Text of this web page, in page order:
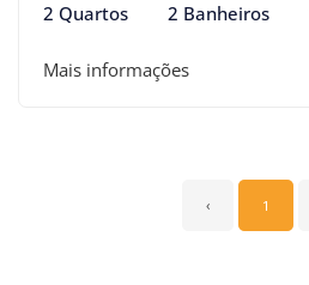
2 Quartos 2 Banheiros
Mais informações
‹ 1